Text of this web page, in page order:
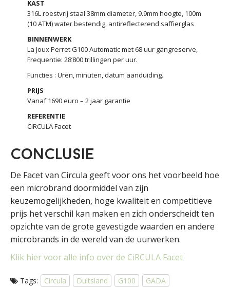
KAST
316L roestvrij staal 38mm diameter, 9.9mm hoogte, 100m
(10 ATM) water bestendig, antireflecterend saffierglas
BINNENWERK
La Joux Perret G100 Automatic met 68 uur gangreserve,
Frequentie: 28’800 trillingen per uur.
Functies : Uren, minuten, datum aanduiding.
PRIJS
Vanaf 1690 euro – 2 jaar garantie
REFERENTIE
CiRCULA Facet
Conclusie
De Facet van Circula geeft voor ons het voorbeeld hoe
een microbrand doormiddel van zijn
keuzemogelijkheden, hoge kwaliteit en competitieve
prijs het verschil kan maken en zich onderscheidt ten
opzichte van de grote gevestigde waarden en andere
microbrands in de wereld van de uurwerken.
Klik hier voor alle info over de CiRCULA Facet
Tags: Circula Duitsland G100
GADA